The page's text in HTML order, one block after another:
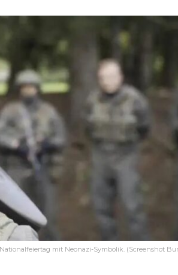
mit Neonazi-Symbolik. (Screenshot